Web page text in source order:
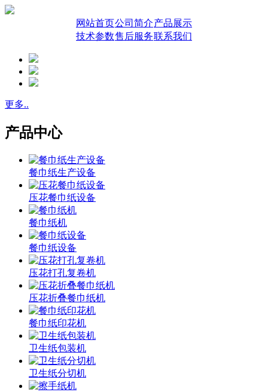
网站首页公司简介产品展示
技术参数售后服务联系我们
更多..
产品中心
餐巾纸生产设备
压花餐巾纸设备
餐巾纸机
餐巾纸设备
压花打孔复卷机
压花折叠餐巾纸机
餐巾纸印花机
卫生纸包装机
卫生纸分切机